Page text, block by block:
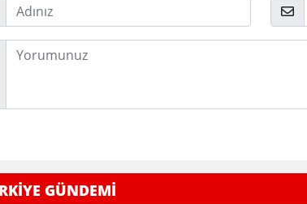
Posta
GÜNDEMİ